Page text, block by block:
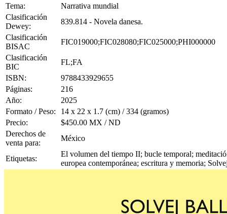
Tema:
Narrativa mundial
Clasificación
Dewey:
839.814 - Novela danesa.
Clasificación
BISAC
FIC019000;FIC028080;FIC025000;PHI000000
Clasificación
BIC
FL;FA
ISBN:
9788433929655
Páginas:
216
Año:
2025
Formato / Peso:
14 x 22 x 1.7 (cm) / 334 (gramos)
Precio:
$450.00 MX / ND
Derechos de
venta para:
México
Etiquetas:
El volumen del tiempo II; bucle temporal;
europea contemporánea; escritura y memoria;